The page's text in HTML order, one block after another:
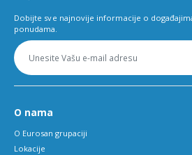
Dobijte sve najnovije informacije o
ponudama.
O nama
O Eurosan grupaciji
Lokacije